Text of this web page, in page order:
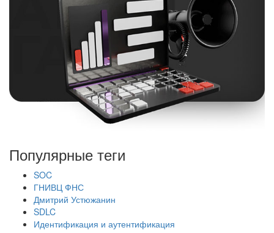
Популярные теги
SOC
ГНИВЦ ФНС
Дмитрий Устюжанин
SDLC
Идентификация и аутентификация